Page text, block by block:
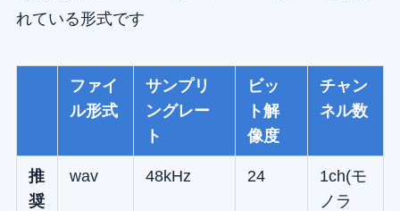
れている形式です
ファイ
ル形式
サンプリ
ングレー
ト
ビッ
ト解
像度
チャン
ネル数
推
奨
wav 48kHz 24
1ch(モ
ノラ